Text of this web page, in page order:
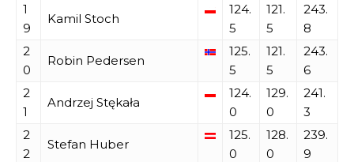
1
9
Kamil Stoch
124.
5
121.
5
243.
8
2
0
Robin Pedersen
125.
5
121.
5
243.
6
2
1
Andrzej Stękała
124.
0
129.
0
241.
3
2
2
Stefan Huber
125.
0
128.
0
239.
9